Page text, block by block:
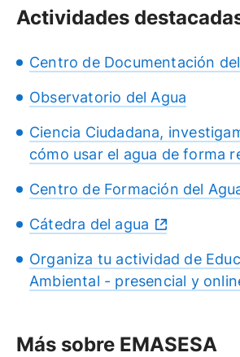
Actividades
Centro de Documentación
Observatorio del Agua
Ciencia Ciudadana,
cómo usar el agua de forma
Centro de Formación del
Cátedra del agua
Organiza tu actividad de
Ambiental - presencial y
Más sobre EMASESA